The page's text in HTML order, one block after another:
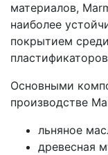
материалов,
наиболее
покрытием
Основными
производстве
льняное
древесная